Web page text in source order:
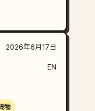
2026年6月17日
EN
物